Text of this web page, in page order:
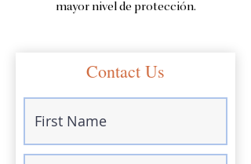
mayor nivel de protección.
Contact Us